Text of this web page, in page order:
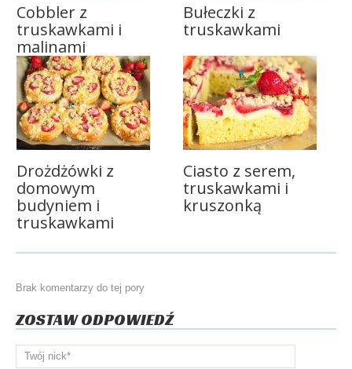
Cobbler z
truskawkami i
malinami
Bułeczki z
truskawkami
Drożdżówki z
domowym
budyniem i
truskawkami
Ciasto z serem,
truskawkami i
kruszonką
Brak komentarzy do tej pory
ZOSTAW ODPOWIEDŹ